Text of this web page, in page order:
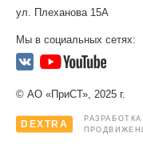
ул. Плеханова 15А
Мы в социальных сетях:
© АО «ПриСТ», 2025 г.
DEXTRA
РАЗРАБОТКА